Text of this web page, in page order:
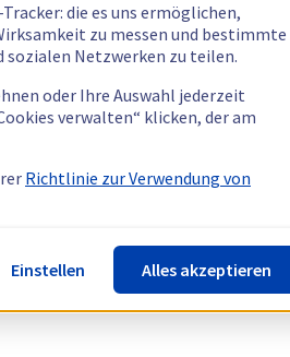
die es uns ermöglichen,
zu messen und bestimmte
Netzwerken zu teilen.
oder Ihre Auswahl jederzeit
verwalten“ klicken, der am
Richtlinie zur Verwendung von
Einstellen Alles akzeptieren